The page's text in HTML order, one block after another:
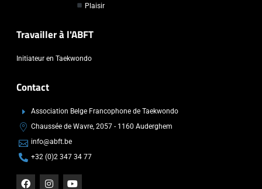
Plaisir
Travailler à l'ABFT
Initiateur en Taekwondo
Contact
Association Belge Francophone de Taekwondo
Chaussée de Wavre, 2057 - 1160 Auderghem
info@abft.be
+32 (0)2 347 34 77